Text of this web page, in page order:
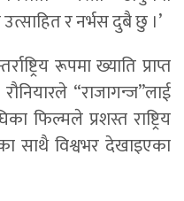
र नर्भस दुबै छु ।’
रूपमा ख्याति प्राप्त
“राजागन्ज”लाई
फिल्मले प्रशस्त राष्ट्रिय
साथै विश्वभर देखाइएका